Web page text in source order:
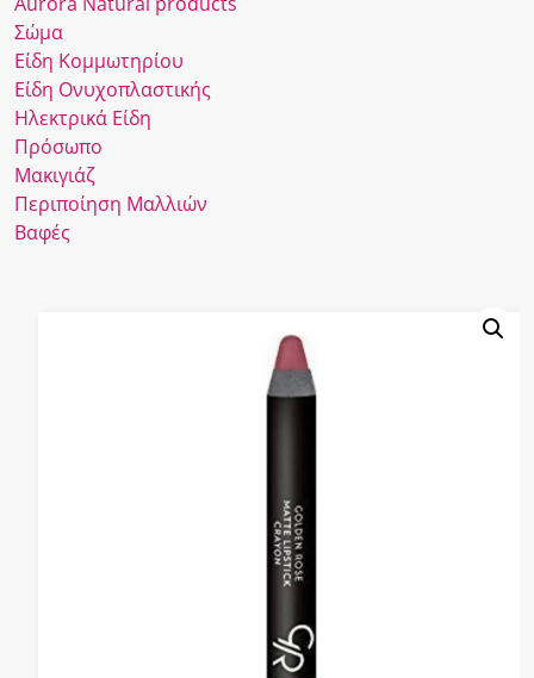
Σώμα
Είδη Κομμωτηρίου
Είδη Ονυχοπλαστικής
Ηλεκτρικά Είδη
Πρόσωπο
Μακιγιάζ
Περιποίηση Μαλλιών
Βαφές